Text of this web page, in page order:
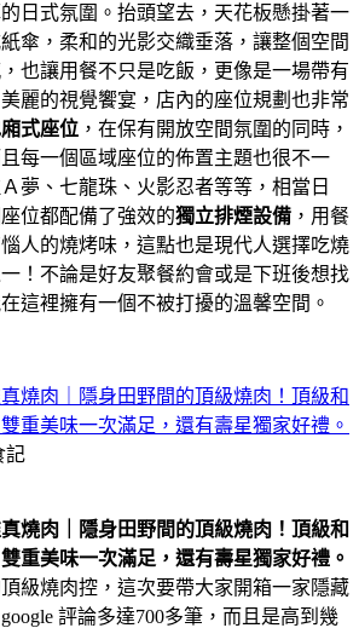
日式氛圍。抬頭望去，天花板懸掛著一
傘，柔和的光影交織垂落，讓整個空間
也讓用餐不只是吃飯，更像是一場帶有
麗的視覺饗宴，店內的座位規劃也非常
式座位 ，在保有開放空間氛圍的同時，
每一個區域座位的佈置主題也很不一
夢、七龍珠、火影忍者等等，相當日
位都配備了強效的獨立排煙設備 ，用餐
人的燒烤味，這點也是現代人選擇吃燒
！不論是好友聚餐約會或是下班後想找
這裡擁有一個不被打擾的溫馨空間。
真燒肉｜隱身田野間的頂級燒肉！頂級和
重美味一次滿足，還有壽星獨家好禮。
記
真燒肉｜隱身田野間的頂級燒肉！頂級和
重美味一次滿足，還有壽星獨家好禮。
級燒肉控，這次要帶大家開箱一家隱藏
評論多達700多筆，而且是高到幾